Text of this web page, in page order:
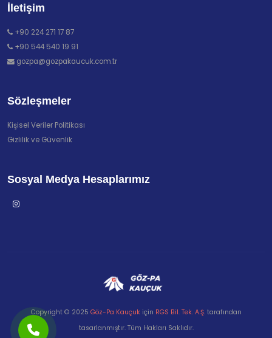
İletişim
+90 224 271 17 87
+90 544 540 19 91
gozpa@gozpakaucuk.com.tr
Sözleşmeler
Kişisel Veriler Politikası
Gizlilik ve Güvenlik
Sosyal Medya Hesaplarımız
Copyright © 2025 Göz-Pa Kauçukiçin RGS Bil. Tek. A.Ş.tarafından
tasarlanmıştır. Tüm Hakları Saklıdır.